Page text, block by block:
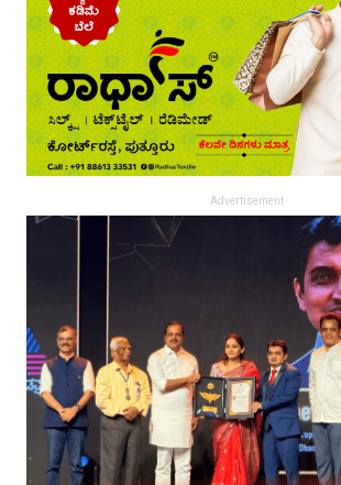
Advertisement